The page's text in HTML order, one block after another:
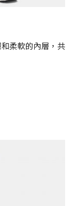
柔軟的內層，共